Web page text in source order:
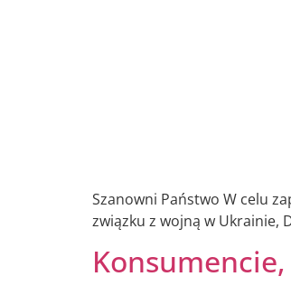
Szanowni Państwo W celu
związku z wojną w Ukrainie,